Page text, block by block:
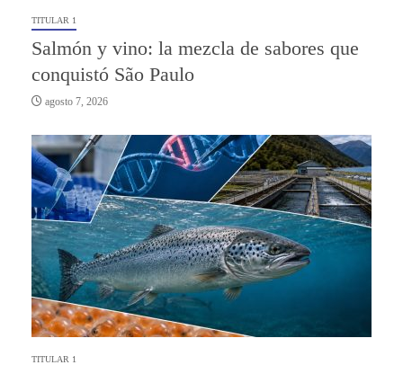
TITULAR 1
Salmón y vino: la mezcla de sabores que
conquistó São Paulo
agosto 7, 2026
TITULAR 1